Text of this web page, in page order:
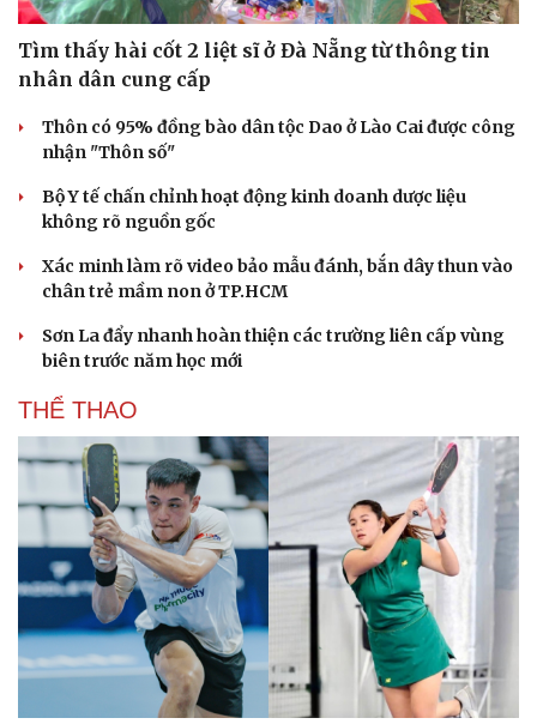
Tìm thấy hài cốt 2 liệt sĩ ở Đà Nẵng từ thông tin
nhân dân cung cấp
Thôn có 95% đồng bào dân tộc Dao ở Lào Cai được công
nhận "Thôn số"
Bộ Y tế chấn chỉnh hoạt động kinh doanh dược liệu
không rõ nguồn gốc
Xác minh làm rõ video bảo mẫu đánh, bắn dây thun vào
chân trẻ mầm non ở TP.HCM
Sơn La đẩy nhanh hoàn thiện các trường liên cấp vùng
biên trước năm học mới
THỂ THAO